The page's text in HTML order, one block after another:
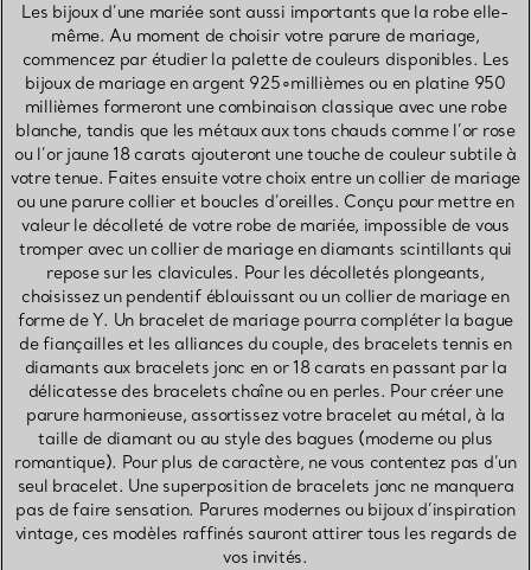
Les bijoux d’une mariée sont aussi importants que la robe elle-
même. Au moment de choisir votre parure de mariage,
commencez par étudier la palette de couleurs disponibles. Les
bijoux de mariage en argent 925∘millièmes ou en platine 950
millièmes formeront une combinaison classique avec une robe
blanche, tandis que les métaux aux tons chauds comme l’or rose
ou l’or jaune 18 carats ajouteront une touche de couleur subtile à
votre tenue. Faites ensuite votre choix entre un collier de mariage
ou une parure collier et boucles d’oreilles. Conçu pour mettre en
valeur le décolleté de votre robe de mariée, impossible de vous
tromper avec un collier de mariage en diamants scintillants qui
repose sur les clavicules. Pour les décolletés plongeants,
choisissez un pendentif éblouissant ou un collier de mariage en
forme de Y. Un bracelet de mariage pourra compléter la bague
de fiançailles et les alliances du couple, des bracelets tennis en
diamants aux bracelets jonc en or 18 carats en passant par la
délicatesse des bracelets chaîne ou en perles. Pour créer une
parure harmonieuse, assortissez votre bracelet au métal, à la
taille de diamant ou au style des bagues (moderne ou plus
romantique). Pour plus de caractère, ne vous contentez pas d’un
seul bracelet. Une superposition de bracelets jonc ne manquera
pas de faire sensation. Parures modernes ou bijoux d’inspiration
vintage, ces modèles raffinés sauront attirer tous les regards de
vos invités.